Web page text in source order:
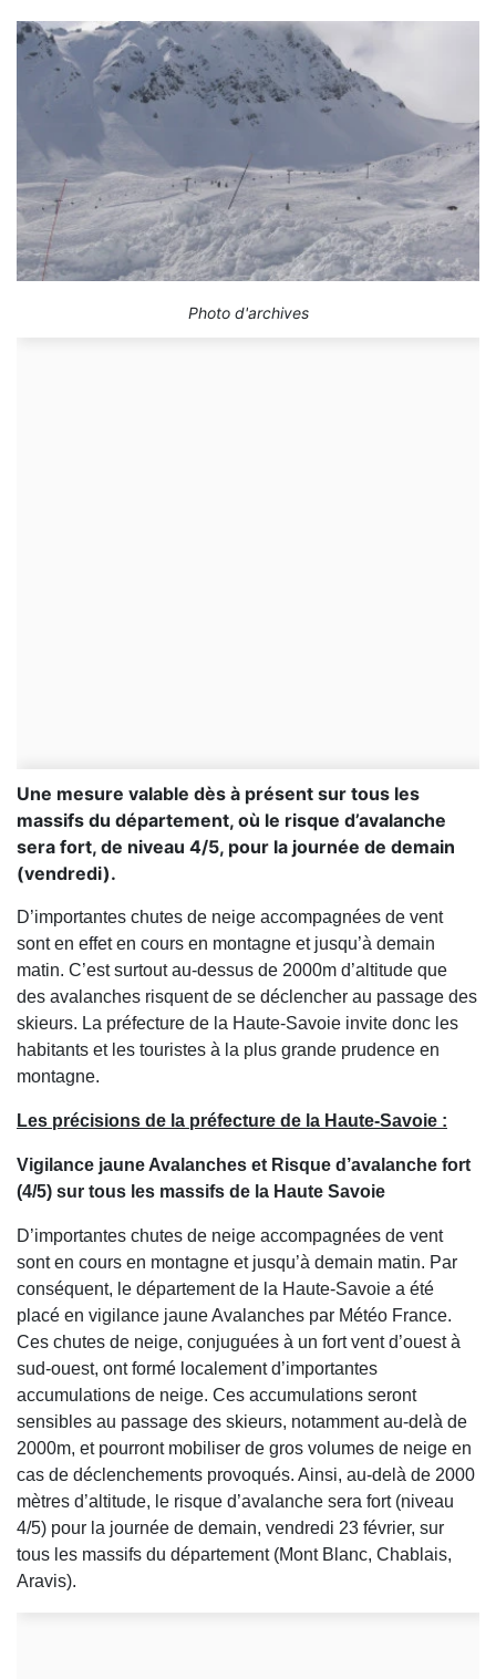
Photo d'archives
Une mesure valable dès à présent sur tous les
massifs du département, où le risque d’avalanche
sera fort, de niveau 4/5, pour la journée de demain
(vendredi).
D’importantes chutes de neige accompagnées de vent
sont en effet en cours en montagne et jusqu’à demain
matin. C’est surtout au-dessus de 2000m d’altitude que
des avalanches risquent de se déclencher au passage des
skieurs. La préfecture de la Haute-Savoie invite donc les
habitants et les touristes à la plus grande prudence en
montagne.
Les précisions de la préfecture de la Haute-Savoie :
Vigilance jaune Avalanches et Risque d’avalanche fort
(4/5) sur tous les massifs de la Haute Savoie
D’importantes chutes de neige accompagnées de vent
sont en cours en montagne et jusqu’à demain matin. Par
conséquent, le département de la Haute-Savoie a été
placé en vigilance jaune Avalanches par Météo France.
Ces chutes de neige, conjuguées à un fort vent d’ouest à
sud-ouest, ont formé localement d’importantes
accumulations de neige. Ces accumulations seront
sensibles au passage des skieurs, notamment au-delà de
2000m, et pourront mobiliser de gros volumes de neige en
cas de déclenchements provoqués. Ainsi, au-delà de 2000
mètres d’altitude, le risque d’avalanche sera fort (niveau
4/5) pour la journée de demain, vendredi 23 février, sur
tous les massifs du département (Mont Blanc, Chablais,
Aravis).